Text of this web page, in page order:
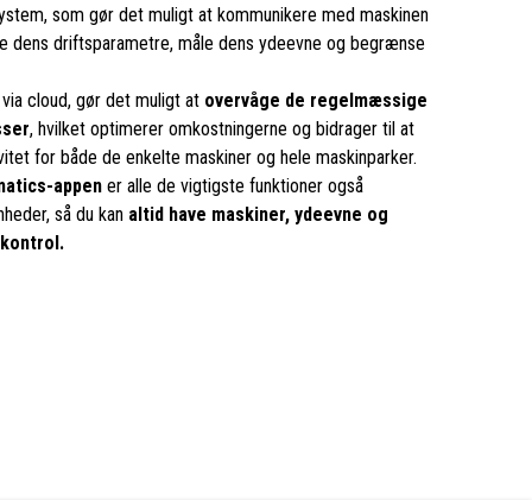
som gør det muligt at kommunikere med maskinen
dens driftsparametre, måle dens ydeevne og begrænse
cloud, gør det muligt at overvåge de regelmæssige
, hvilket optimerer omkostningerne og bidrager til at
for både de enkelte maskiner og hele maskinparker.
appener alle de vigtigste funktioner også
så du kan altid have maskiner, ydeevne og